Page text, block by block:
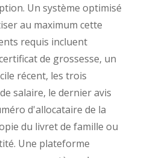
Un système optimisé
au maximum cette
requis incluent
de grossesse, un
récent, les trois
salaire, le dernier avis
d'allocataire de la
du livret de famille ou
Une plateforme